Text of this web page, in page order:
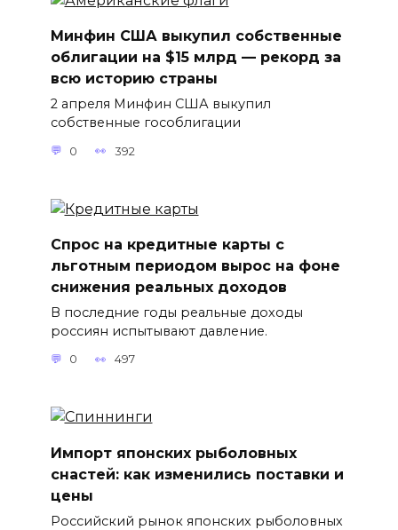
Минфин США выкупил собственные
облигации на $15 млрд — рекорд за
всю историю страны
2 апреля Минфин США выкупил
собственные гособлигации
0 392
Спрос на кредитные карты с
льготным периодом вырос на фоне
снижения реальных доходов
В последние годы реальные доходы
россиян испытывают давление.
0 497
Импорт японских рыболовных
снастей: как изменились поставки и
цены
Российский рынок японских рыболовных